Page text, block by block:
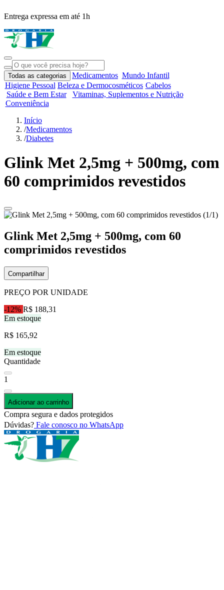
Entrega expressa em até 1h
Todas as categorias Medicamentos Mundo Infantil
Higiene Pessoal Beleza e Dermocosméticos Cabelos
Saúde e Bem Estar
Vitaminas, Suplementos e Nutrição
Conveniência
Início
/Medicamentos
/Diabetes
Glink Met 2,5mg + 500mg, com
60 comprimidos revestidos
Glink Met 2,5mg + 500mg, com 60
comprimidos revestidos
Compartilhar
PREÇO POR UNIDADE
-12% R$ 188,31
Em estoque
R$ 165,92
Em estoque
Quantidade
1
Adicionar ao carrinho
Compra segura e dados protegidos
Dúvidas? Fale conosco no WhatsApp